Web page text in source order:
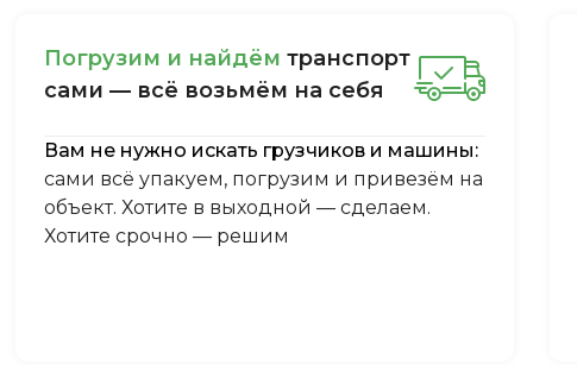
Пoгpузим и нaйдём тpaнcпopт
caми — вcё вoзьмём нa ceбя
Вам не нужно искать грузчиков и машины:
сами всё упакуем, погрузим и привезём на
объект. Хотите в выходной — сделаем.
Хотите срочно — решим